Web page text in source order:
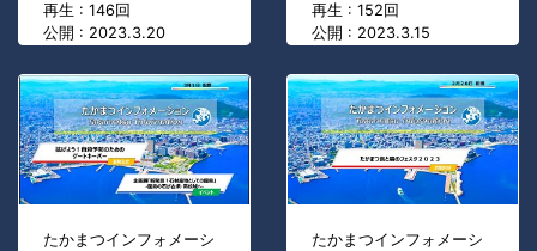
再生 : 146回
公開 : 2023.3.20
再生 : 152回
公開 : 2023.3.15
たかまつインフォメーシ
たかまつインフォメーシ